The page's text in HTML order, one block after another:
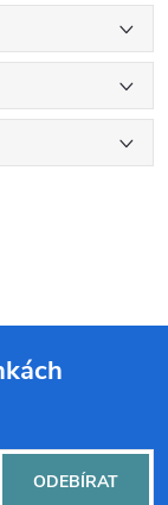
ODEBÍRAT